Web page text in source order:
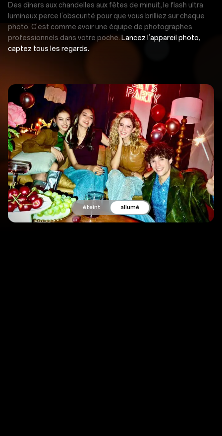
Des dîners aux chandelles aux fêtes de minuit, le flash ultra
lumineux perce l’obscurité pour que vous brilliez sur chaque
photo. C’est comme avoir une équipe de photographes
professionnels dans votre poche.Lancez l’appareil photo,
captez tous les regards.
éteint allumé